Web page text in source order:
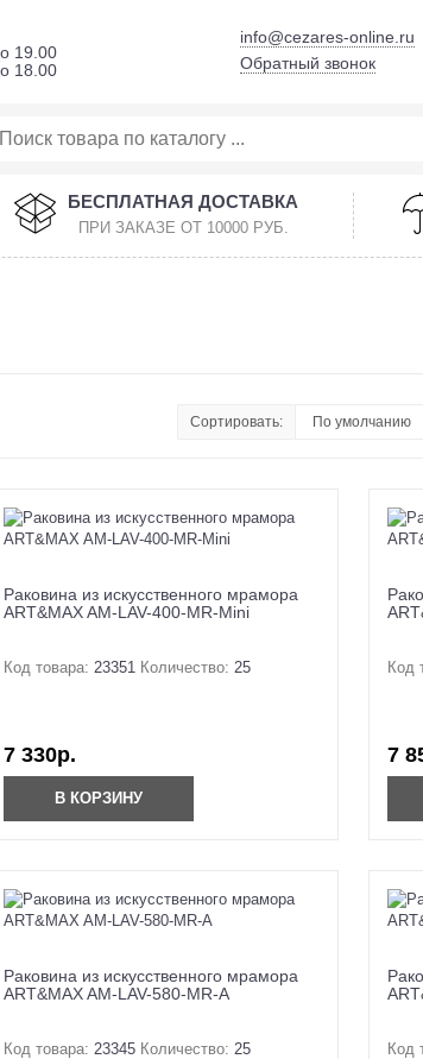
19.00
18.00
info@cezares-online.ru
Обратный звонок
БЕСПЛАТНАЯ ДОСТАВКА
ПРИ ЗАКАЗЕ ОТ 10000 РУБ.
Сортировать:
Раковина из искусственного мрамора
ART&MAX AM-LAV-400-MR-Mini
Код товара: 23351 Количество: 25
7 330р.
В КОРЗИНУ
Код
7
Раковина из искусственного мрамора
ART&MAX AM-LAV-580-MR-A
Код товара: 23345 Количество: 25 Код